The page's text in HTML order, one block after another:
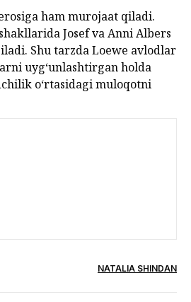
ham murojaat qiladi.
Josef va Anni Albers
Shu tarzda Loewe avlodlar
uyg‘unlashtirgan holda
o‘rtasidagi muloqotni
NATALIA SHINDAN